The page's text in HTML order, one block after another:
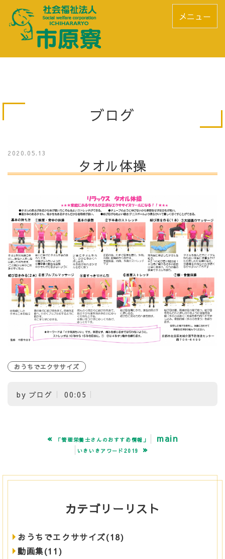
メニュー
ブログ
2020.05.13
タオル体操
おうちでエクササイズ
by ブログ 00:05
« 「管理栄養士さんのおすすめ情報」 main
いきいきアワード2019 »
カテゴリーリスト
おうちでエクササイズ(18)
動画集(11)